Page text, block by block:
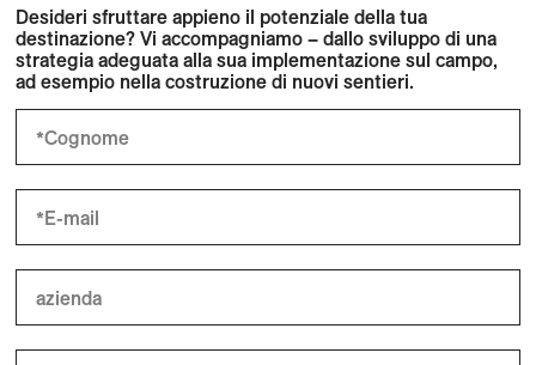
Desideri sfruttare appieno il potenziale della tua
destinazione?Vi accompagniamo – dallo sviluppo di una
strategia adeguata alla sua implementazione sul campo,
ad esempio nella costruzione di nuovi sentieri.